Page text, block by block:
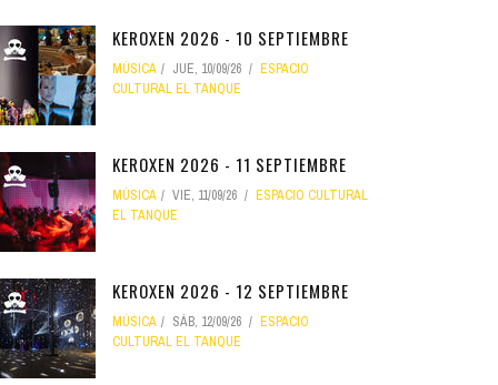
KEROXEN 2026 - 10 SEPTIEMBRE
MÚSICA JUE, 10/09/26
ESPACIO
CULTURAL EL TANQUE
KEROXEN 2026 - 11 SEPTIEMBRE
MÚSICA VIE, 11/09/26
ESPACIO CULTURAL
EL TANQUE
KEROXEN 2026 - 12 SEPTIEMBRE
MÚSICA SÁB, 12/09/26
ESPACIO
CULTURAL EL TANQUE